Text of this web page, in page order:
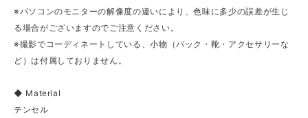
※パソコンのモニターの解像度の違いにより、色味に多少の誤差が生じ
る場合がございますのでご注意ください。
※撮影でコーディネートしている、小物（バック・靴・アクセサリーな
ど）は付属しておりません。
◆ Material
テンセル